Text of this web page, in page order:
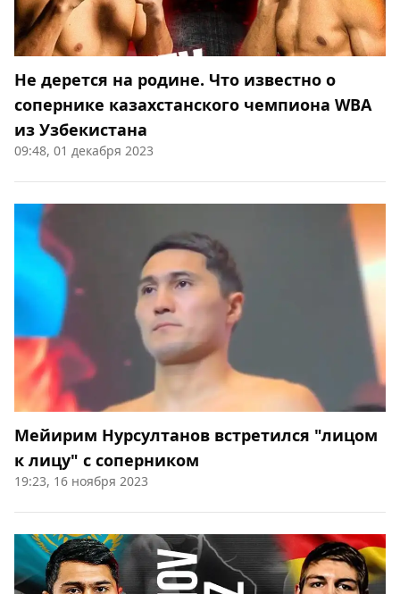
Не дерется на родине. Что известно о
сопернике казахстанского чемпиона WBA
из Узбекистана
09:48, 01 декабря 2023
Мейирим Нурсултанов встретился "лицом
к лицу" с соперником
19:23, 16 ноября 2023